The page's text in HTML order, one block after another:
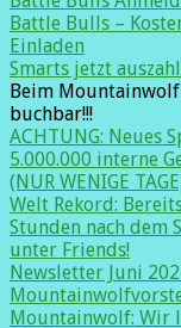
Battle Bulls –
Einladen
Smarts jetzt
Beim
buchbar!!!
ACHTUNG: Neues
5.000.000 interne
(NUR WENIGE
Welt Rekord:
Stunden nach dem
unter Friends!
Newsletter Juni
Mountainwolf: Wir